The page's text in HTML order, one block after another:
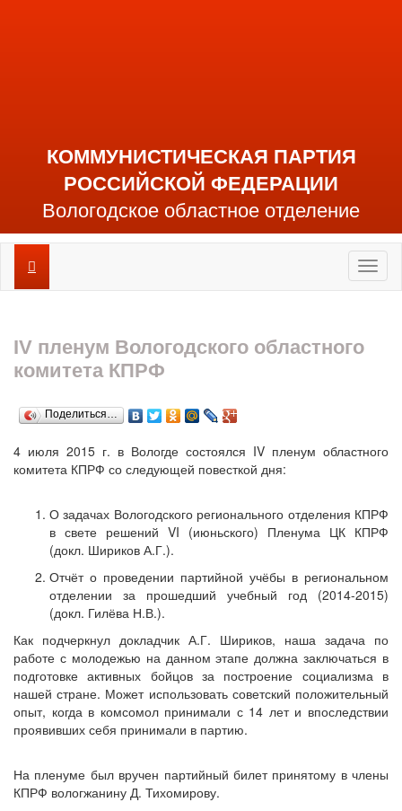
КОММУНИСТИЧЕСКАЯ ПАРТИЯ
РОССИЙСКОЙ ФЕДЕРАЦИИ
Вологодское областное отделение
IV пленум Вологодского областного
комитета КПРФ
Поделиться…
4 июля 2015 г. в Вологде состоялся IV пленум областного
комитета КПРФ со следующей повесткой дня:
О задачах Вологодского регионального отделения КПРФ
в свете решений VI (июньского) Пленума ЦК КПРФ
(докл. Шириков А.Г.).
Отчёт о проведении партийной учёбы в региональном
отделении за прошедший учебный год (2014-2015)
(докл. Гилёва Н.В.).
Как подчеркнул докладчик А.Г. Шириков, наша задача по
работе с молодежью на данном этапе должна заключаться в
подготовке активных бойцов за построение социализма в
нашей стране. Может использовать советский положительный
опыт, когда в комсомол принимали с 14 лет и впоследствии
проявивших себя принимали в партию.
На пленуме был вручен партийный билет принятому в члены
КПРФ вологжанину Д. Тихомирову.